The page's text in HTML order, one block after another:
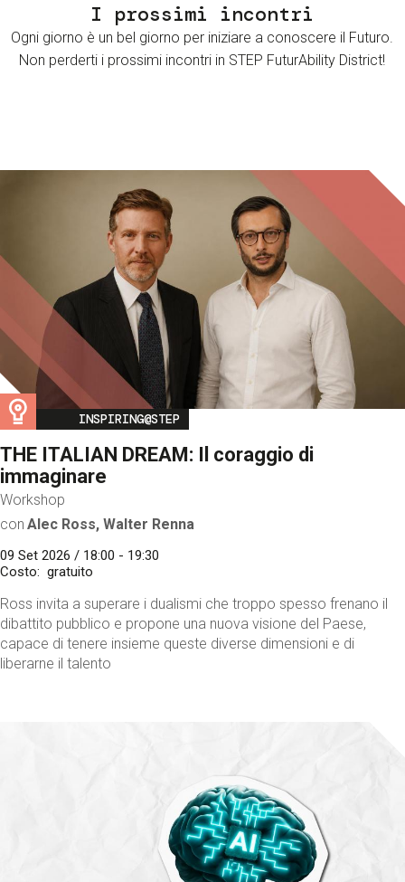
I prossimi incontri
Ogni giorno è un bel giorno per iniziare a conoscere il Futuro.
Non perderti i prossimi incontri in STEP FuturAbility District!
Image
INSPIRING@STEP
THE ITALIAN DREAM: Il coraggio di
immaginare
Workshop
con Alec Ross, Walter Renna
09 Set 2026 / 18:00 - 19:30
Costo
gratuito
Ross invita a superare i dualismi che troppo spesso frenano il
dibattito pubblico e propone una nuova visione del Paese,
capace di tenere insieme queste diverse dimensioni e di
liberarne il talento